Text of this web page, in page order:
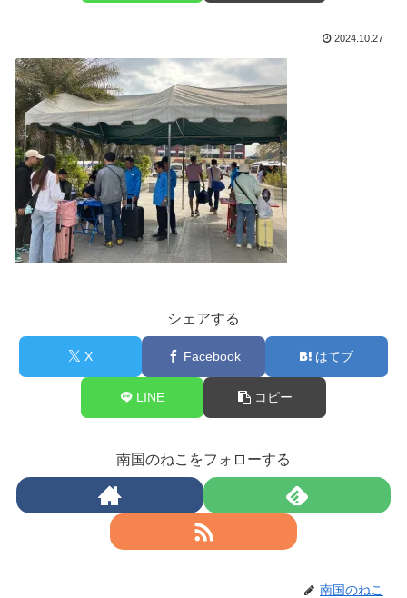
2024.10.27
シェアする
X Facebook はてブ
LINE コピー
南国のねこをフォローする
南国のねこ